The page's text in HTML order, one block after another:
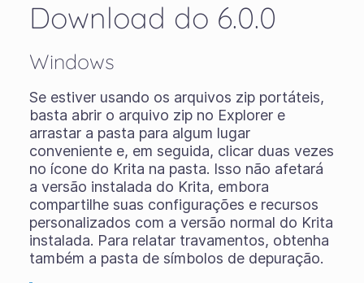
Download do 6.0.0
Windows
Se estiver usando os arquivos zip portáteis,
basta abrir o arquivo zip no Explorer e
arrastar a pasta para algum lugar
conveniente e, em seguida, clicar duas vezes
no ícone do Krita na pasta. Isso não afetará
a versão instalada do Krita, embora
compartilhe suas configurações e recursos
personalizados com a versão normal do Krita
instalada. Para relatar travamentos, obtenha
também a pasta de símbolos de depuração.